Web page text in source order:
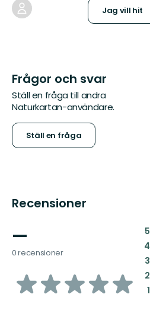
Jag vill hit
Frågor och svar
Ställ en fråga till andra
Naturkartan-användare.
Ställ en fråga
Recensioner
—
0 recensioner
av
5:
4:
3:
2:
1: